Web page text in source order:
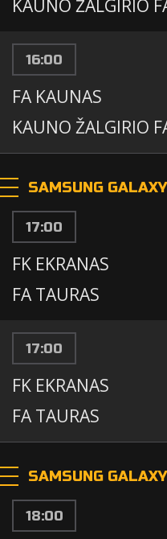
KAUNO ŽALGIRIO
16:00
FA KAUNAS
KAUNO ŽALGIRIO
SAMSUNG
17:00
FK EKRANAS
FA TAURAS
17:00
FK EKRANAS
FA TAURAS
SAMSUNG
18:00